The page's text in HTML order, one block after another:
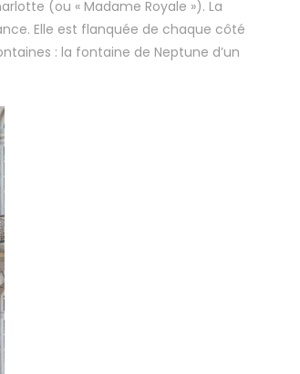
(ou « Madame Royale »). La
Elle est flanquée de chaque côté
: la fontaine de Neptune d’un